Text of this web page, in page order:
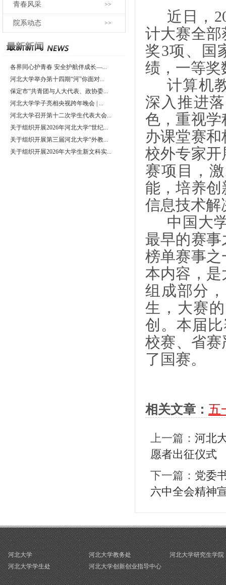
青春风采 >>
院系动态 >>
各界同心护青春 安全护航伴成长—...
河北大学举办第十四期“河”你面对...
保定市“共青团与人大代表、政协委...
河北大学学子亮相央视跨年晚会 | ...
河北大学召开第十二次学生代表大会...
关于组织开展2026年河北大学“世纪...
关于组织开展第三届河北大学“外教...
关于组织开展2026年大学生新文科实...
近日，
计大赛全
奖3项、国
绩，一等奖
计算机
深入推进
色，重视
办课堂赛
校外专家
赛项目，
能，培养
信息技术解
中国大
最早的赛
榜单赛事
本内容，
组成部分
生，大赛
创。本届
校赛、省赛
了国赛。
相关文章： 五
上一篇： 河北
愿者出征仪式
下一篇： 党委
六中全会精神
河北大学 河北大学教务处
河北大学研究生学院
河北大学学生处
河北大学创新创业指导中心